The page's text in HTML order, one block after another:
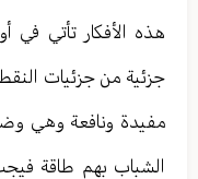
هذه الأفكار تأتي في
جزئية من جزئيات
مفيدة ونافعة وهي
الشباب بهم طاقة